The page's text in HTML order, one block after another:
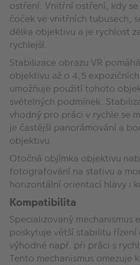
ostření. Vnitřní ostření, kdy
čoček ve vnitřních tubusech,
délka objektivu a je rychlost
rychlejší.
Stabilizace obrazu VR
objektivu až o 4,5
umožňuje použití tohoto
světelných podmínek.
vhodný pro práci v rychle se
je častější panorámování a
objektivu.
Otočná objímka objektivu
fotografování na stativu a
horizontální orientací hlavy i
Kompatibilita
Specializovaný
poskytuje větší stabilitu řízení
výhodné např. při práci s
Tento mechanismus omezuje